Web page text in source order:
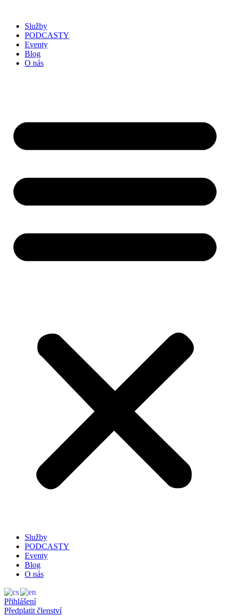
Služby
PODCASTY
Eventy
Blog
O nás
Služby
PODCASTY
Eventy
Blog
O nás
Přihlášení
Předplatit členství